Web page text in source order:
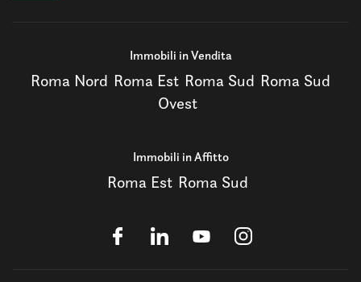
Immobili in Vendita
Roma Nord Roma Est Roma Sud Roma Sud
Ovest
Immobili in Affitto
Roma Est Roma Sud